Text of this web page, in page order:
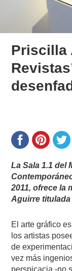
Priscilla
La Sala 1.1 del
2011, ofrece la
Aguirre titulada
El arte gráfico
los artistas
de
vez más
perspicacia -no